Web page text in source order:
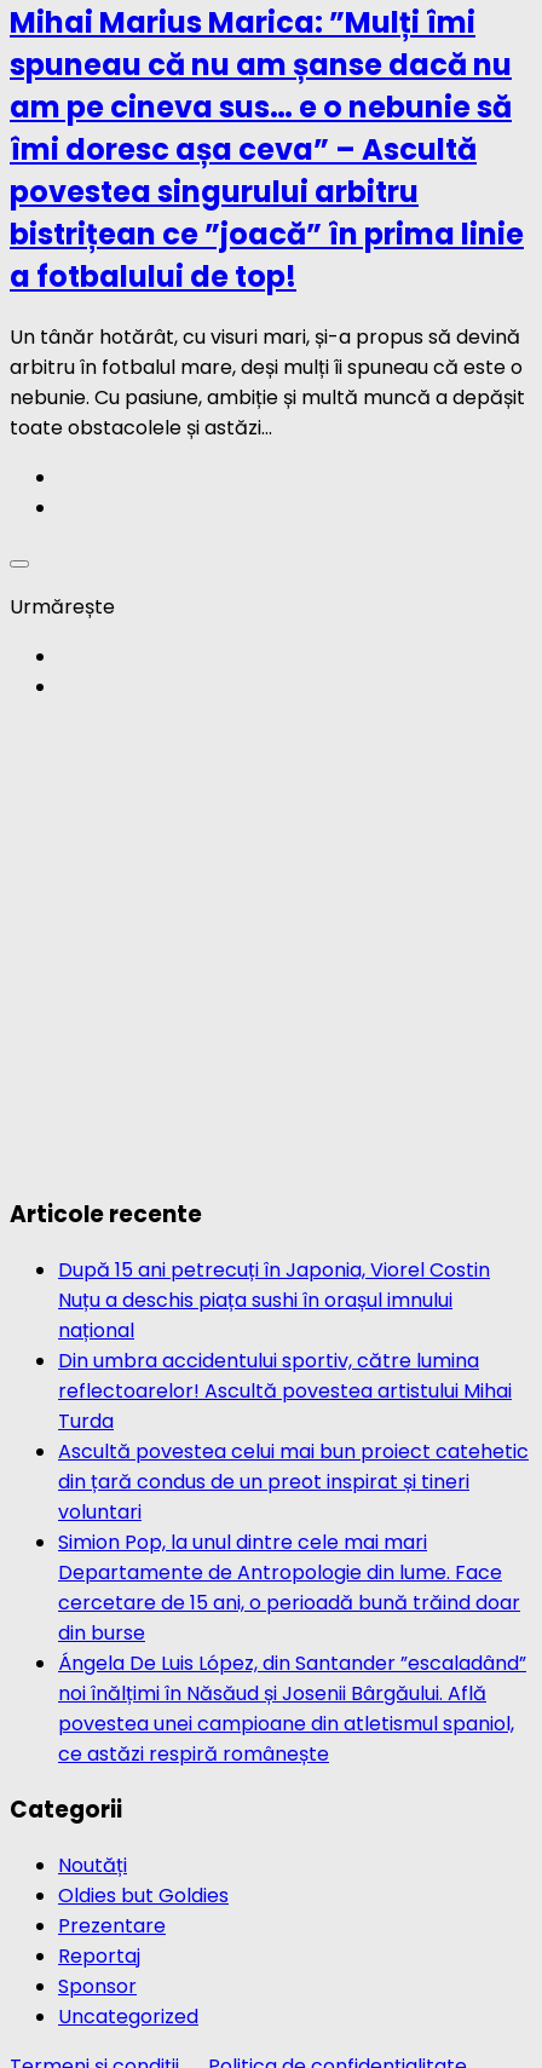
Mihai Marius Marica: ”Mulți îmi
spuneau că nu am șanse dacă nu
am pe cineva sus… e o nebunie să
îmi doresc așa ceva” – Ascultă
povestea singurului arbitru
bistrițean ce ”joacă” în prima linie
a fotbalului de top!
Un tânăr hotărât, cu visuri mari, și-a propus să devină
arbitru în fotbalul mare, deși mulți îi spuneau că este o
nebunie. Cu pasiune, ambiție și multă muncă a depășit
toate obstacolele și astăzi...
Articole recente
După 15 ani petrecuți în Japonia, Viorel Costin
Nuțu a deschis piața sushi în orașul imnului
național
Din umbra accidentului sportiv, către lumina
reflectoarelor! Ascultă povestea artistului Mihai
Turda
Ascultă povestea celui mai bun proiect catehetic
din țară condus de un preot inspirat și tineri
voluntari
Simion Pop, la unul dintre cele mai mari
Departamente de Antropologie din lume. Face
cercetare de 15 ani, o perioadă bună trăind doar
din burse
Ángela De Luis López, din Santander ”escaladând”
noi înălțimi în Năsăud și Josenii Bârgăului. Află
povestea unei campioane din atletismul spaniol,
ce astăzi respiră românește
Categorii
Noutăți
Oldies but Goldies
Prezentare
Reportaj
Sponsor
Uncategorized